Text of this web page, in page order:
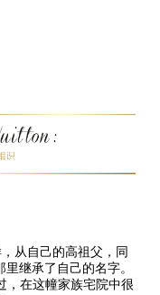
从自己的高祖父，同
继承了自己的名字。
，在这幢家族宅院中很